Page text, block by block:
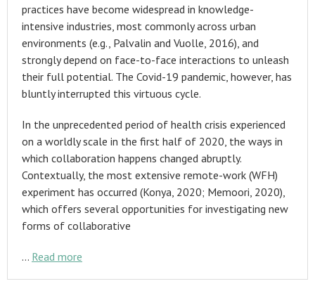
practices have become widespread in knowledge-
intensive industries, most commonly across urban
environments (e.g., Palvalin and Vuolle, 2016), and
strongly depend on face-to-face interactions to unleash
their full potential. The Covid-19 pandemic, however, has
bluntly interrupted this virtuous cycle.
In the unprecedented period of health crisis experienced
on a worldly scale in the first half of 2020, the ways in
which collaboration happens changed abruptly.
Contextually, the most extensive remote-work (WFH)
experiment has occurred (Konya, 2020; Memoori, 2020),
which offers several opportunities for investigating new
forms of collaborative
… Read more